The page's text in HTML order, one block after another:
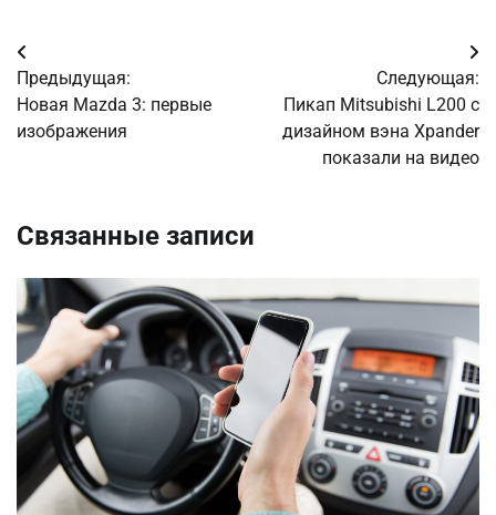
Навигация
по
записям
Предыдущая:
Новая Mazda 3: первые
изображения
Следующая:
Пикап Mitsubishi L200 с
дизайном вэна Xpander
показали на видео
Связанные записи